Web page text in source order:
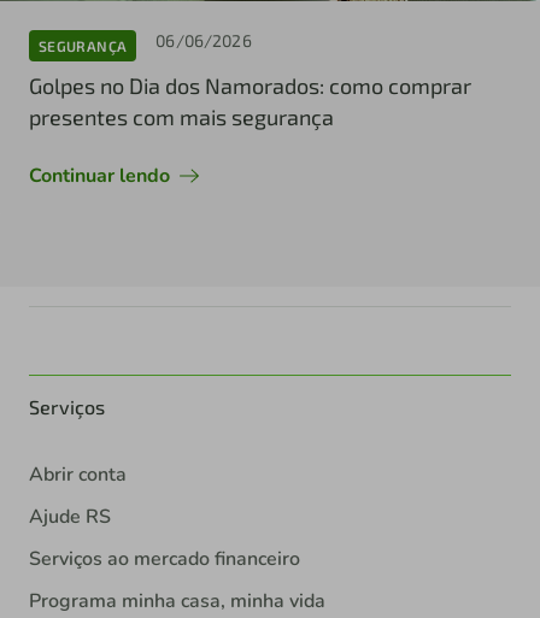
SEGURANÇA 06/06/2026
Golpes no Dia dos Namorados: como comprar
presentes com mais segurança
Continuar lendo
Serviços
Abrir conta
Ajude RS
Serviços ao mercado financeiro
Programa minha casa, minha vida